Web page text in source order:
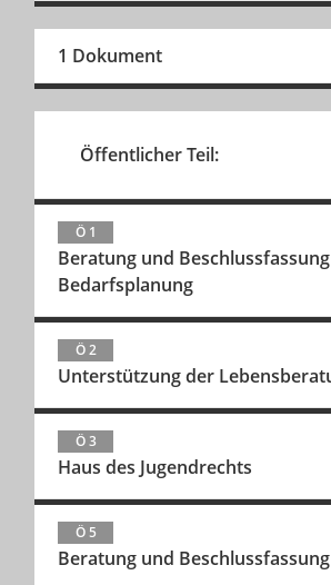
1 Dokument
Öffentlicher Teil:
Ö 1
Beratung und
Bedarfsplanung
Ö 2
Unterstützung der
Ö 3
Haus des Jugendrechts
Ö 5
Beratung und